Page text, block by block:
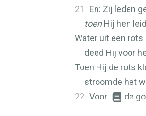
21
En: Zij leden
toenHij hen
Water uit een rots
deed Hij voor
Toen Hij de rots
stroomde het
22 Voor de